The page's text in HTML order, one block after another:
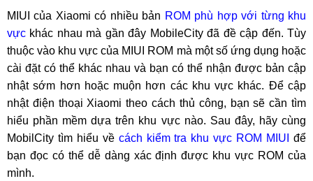
MIUI của Xiaomi có nhiều bản ROM phù hợp với từng khu
vực khác nhau mà gần đây MobileCity đã đề cập đến. Tùy
thuộc vào khu vực của MIUI ROM mà một số ứng dụng hoặc
cài đặt có thể khác nhau và bạn có thể nhận được bản cập
nhật sớm hơn hoặc muộn hơn các khu vực khác. Để cập
nhật điện thoại Xiaomi theo cách thủ công, bạn sẽ cần tìm
hiểu phần mềm dựa trên khu vực nào. Sau đây, hãy cùng
MobilCity tìm hiểu về cách kiểm tra khu vực ROM MIUI
để
bạn đọc có thể dễ dàng xác định được khu vực ROM của
mình.